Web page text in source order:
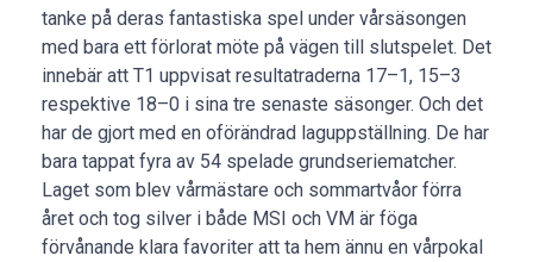
tanke på deras fantastiska spel under vårsäsongen
med bara ett förlorat möte på vägen till slutspelet. Det
innebär att T1 uppvisat resultatraderna 17–1, 15–3
respektive 18–0 i sina tre senaste säsonger. Och det
har de gjort med en oförändrad laguppställning. De har
bara tappat fyra av 54 spelade grundseriematcher.
Laget som blev vårmästare och sommartvåor förra
året och tog silver i både MSI och VM är föga
förvånande klara favoriter att ta hem ännu en vårpokal